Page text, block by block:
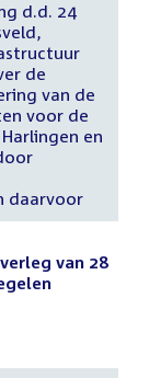
d.d. 24
de
van de
voor de
en
daarvoor
van 28